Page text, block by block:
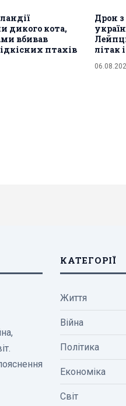
дикого кота,
вбивав
птахів
Дрон
літак
КАТЕГОРІЇ
Життя
Війна
Політика
Економіка
Світ